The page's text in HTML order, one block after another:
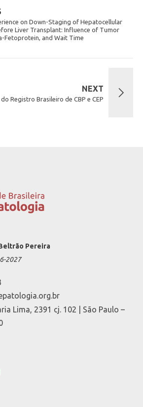
on Down-Staging of Hepatocellular
Liver Transplant: Influence of Tumor
Fetoprotein, and Wait Time
NEXT
Registro Brasileiro de CBP e CEP
Pereira
2027
Lima, 2391 cj. 102 | São Paulo –